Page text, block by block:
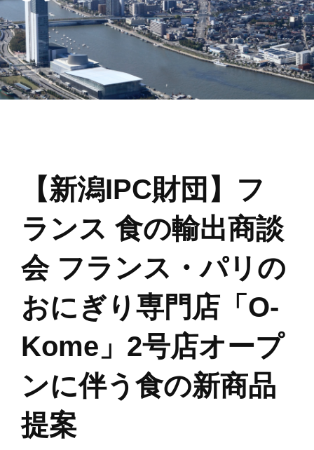
【新潟IPC財団】フ
ランス 食の輸出商談
会 フランス・パリの
おにぎり専門店「O-
Kome」2号店オープ
ンに伴う食の新商品
提案